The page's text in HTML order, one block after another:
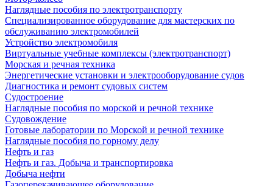
Наглядные пособия по электротранспорту
Специализированное оборудование для мастерских по
обслуживанию электромобилей
Устройство электромобиля
Виртуальные учебные комплексы (электротранспорт)
Морская и речная техника
Энергетические установки и электрооборудование судов
Диагностика и ремонт судовых систем
Судостроение
Наглядные пособия по морской и речной технике
Судовождение
Готовые лаборатории по Морской и речной технике
Наглядные пособия по горному делу
Нефть и газ
Нефть и газ. Добыча и транспортировка
Добыча нефти